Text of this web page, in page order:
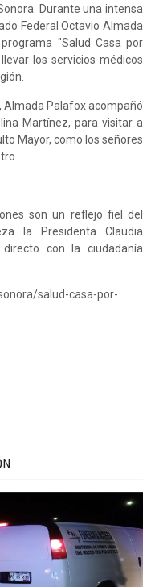
Durante una intensa
Federal Octavio Almada
"Salud Casa por
los servicios médicos
Almada Palafox acompañó
Martínez, para visitar a
Mayor, como los señores
son un reflejo fiel del
la Presidenta Claudia
con la ciudadanía
salud-casa-por-